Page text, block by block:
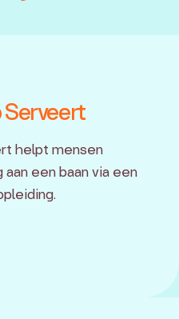
helpt mensen
een baan via een